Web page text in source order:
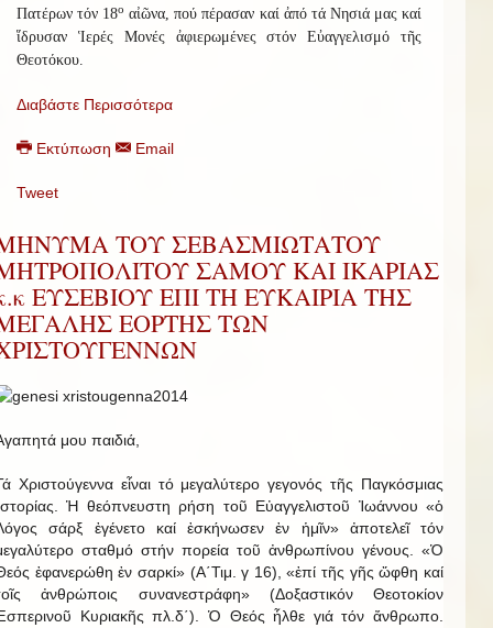
Πατέρων τόν 18ο αἰῶνα, πού πέρασαν καί ἀπό τά Νησιά μας καί
ἵδρυσαν Ἱερές Μονές ἀφιερωμένες στόν Εὐαγγελισμό τῆς
Θεοτόκου.
Διαβάστε Περισσότερα
Εκτύπωση Email
Tweet
ΤΟΥ ΣΕΒΑΣΜΙΩΤΑΤΟΥ
ΣΑΜΟΥ ΚΑΙ ΙΚΑΡΙΑΣ
ΕΥΣΕΒΙΟΥ ΕΠΙ ΤΗ ΕΥΚΑΙΡΙΑ ΤΗΣ
ΕΟΡΤΗΣ ΤΩΝ
μου παιδιά,
Χριστούγεννα εἶναι τό μεγαλύτερο γεγονός τῆς Παγκόσμιας
Ἡ θεόπνευστη ρήση τοῦ Εὐαγγελιστοῦ Ἰωάννου «ὁ
σάρξ ἐγένετο καί ἐσκήνωσεν ἐν ἡμῖν» ἀποτελεῖ τόν
σταθμό στήν πορεία τοῦ ἀνθρωπίνου γένους. «Ὁ
ἐφανερώθη ἐν σαρκί» (Α΄Τιμ. γ 16), «ἐπί τῆς γῆς ὤφθη καί
ἀνθρώποις συνανεστράφη» (Δοξαστικόν Θεοτοκίον
Κυριακῆς πλ.δ΄). Ὁ Θεός ἦλθε γιά τόν ἄνθρωπο.